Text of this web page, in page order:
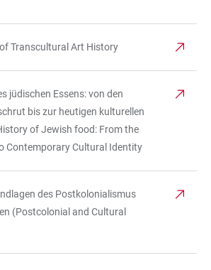
Transcultural Art History
jüdischen Essens: von den
bis zur heutigen kulturellen
of Jewish food: From the
Contemporary Cultural Identity
des Postkolonialismus
(Postcolonial and Cultural